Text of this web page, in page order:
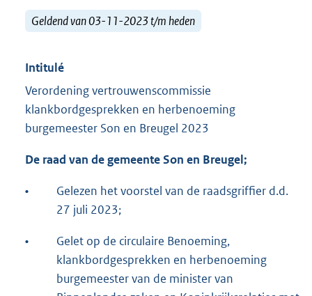
Geldend van 03-11-2023 t/m heden
Intitulé
Verordening vertrouwenscommissie
klankbordgesprekken en herbenoeming
burgemeester Son en Breugel 2023
De raad van de gemeente Son en Breugel;
•
Gelezen het voorstel van de raadsgriffier d.d.
27 juli 2023;
•
Gelet op de circulaire Benoeming,
klankbordgesprekken en herbenoeming
burgemeester van de minister van